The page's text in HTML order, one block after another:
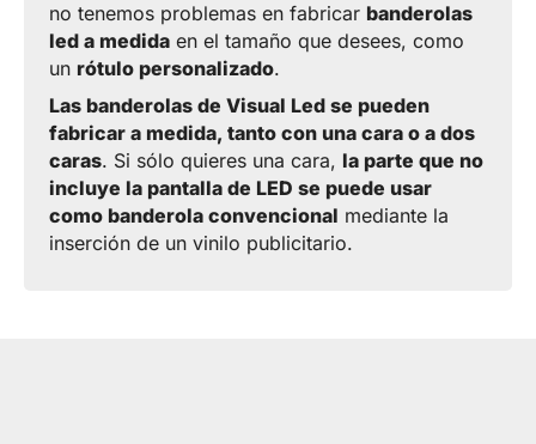
no tenemos problemas en fabricar banderolas
led a medidaen el tamaño que desees, como
un rótulo personalizado.
Las banderolas de Visual Led se pueden
fabricar a medida, tanto con una cara o a dos
caras. Si sólo quieres una cara, la parte que no
incluye la pantalla de LED se puede usar
como banderola convencional mediante la
inserción de un vinilo publicitario.